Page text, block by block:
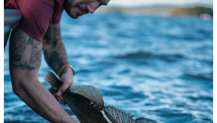
Vapenpaket
Pistol &
Revolver
Begagnade
vapen
Luftvapen
Vapenvård
Halvautomat
Halvautomat AR